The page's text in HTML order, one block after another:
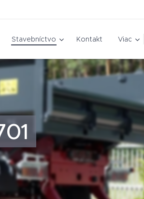
Stavebníctvo Kontakt Viac